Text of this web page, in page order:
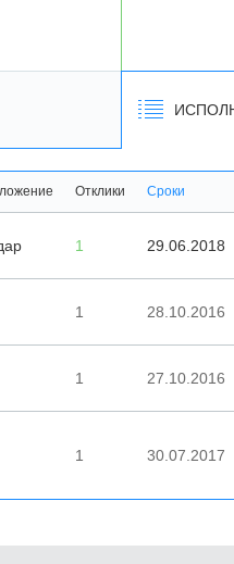
Отклики Сроки
1 29.06.2018
1 28.10.2016
1 27.10.2016
1 30.07.2017